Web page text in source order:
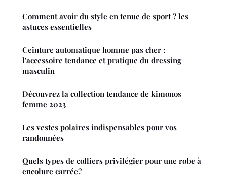
Comment avoir du style en tenue de sport ? les
astuces essentielles
Ceinture automatique homme pas cher :
l'accessoire tendance et pratique du dressing
masculin
Découvrez la collection tendance de kimonos
femme 2023
Les vestes polaires indispensables pour vos
randonnées
Quels types de colliers privilégier pour une robe à
encolure carrée?